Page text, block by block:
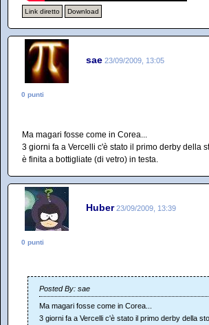
Link diretto Download
sae 23/09/2009, 13:05
0 punti
Ma magari fosse come in Corea...
3 giorni fa a Vercelli c'è stato il primo derby della
è finita a bottigliate (di vetro) in testa.
Huber 23/09/2009, 13:39
0 punti
Posted By: sae
Ma magari fosse come in Corea...
3 giorni fa a Vercelli c'è stato il primo derby della